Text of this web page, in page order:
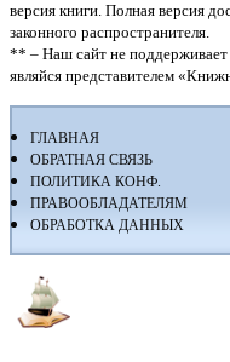
версия книги. Полная версия
законного распространителя.
** – Наш сайт не поддерживает
являйся представителем
ГЛАВНАЯ
ОБРАТНАЯ СВЯЗЬ
ПОЛИТИКА КОНФ.
ПРАВООБЛАДАТЕЛЯМ
ОБРАБОТКА ДАННЫХ